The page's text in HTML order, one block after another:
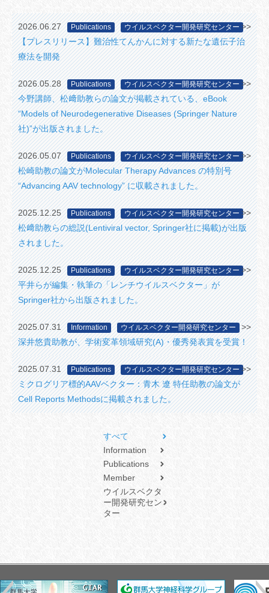
すべて
Information
Publications
Member
ウイルスベクタ
ー開発研究セン
ター
2026.06.27 Publications ウイルスベクター開発研究センター >>
【プレスリリース】難治性てんかんに対する新たな遺伝子治
療法を開発
2026.05.28 Publications ウイルスベクター開発研究センター >>
今野講師、松﨑助教らの論文が掲載されている、eBook
“Models of Neurodegenerative Diseases (Springer Nature
社)”が出版されました。
2026.05.07 Publications ウイルスベクター開発研究センター >>
松崎助教の論文がMolecular Therapy Advances の特別号
“Advancing AAV technology” に収載されました。
2025.12.25 Publications ウイルスベクター開発研究センター >>
松﨑助教らの総説(Lentiviral vector, Springer社に掲載)が出版
されました。
2025.12.25 Publications ウイルスベクター開発研究センター >>
平井らが編集・執筆の「レンチウイルスベクター」が
Springer社から出版されました。
2025.07.31 Information ウイルスベクター開発研究センター
>>
深井悠貴助教が、学術変革領域研究(A)・優秀発表賞を受賞！
2025.07.31 Publications ウイルスベクター開発研究センター >>
ミクログリア標的AAVベクター：青木 遼 特任助教の論文が
Cell Reports Methodsに掲載されました。